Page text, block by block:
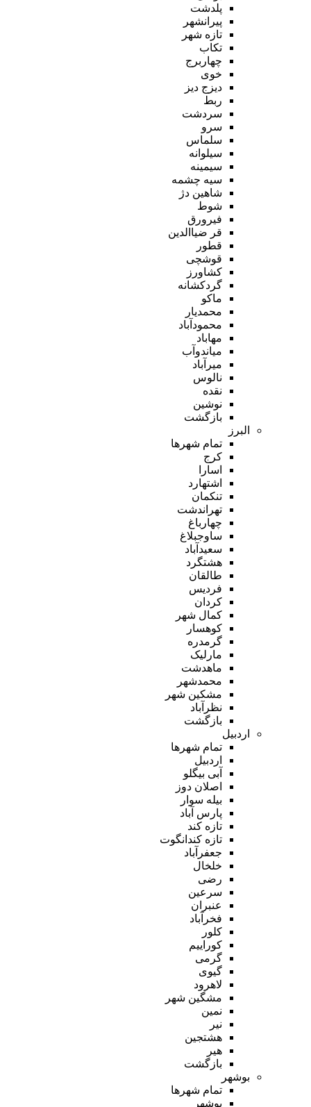
پلدشت
پیرانشهر
تازه شهر
تکاب
چهاربرج
خوی
دیزج دیز
ربط
سردشت
سرو
سلماس
سیلوانه
سیمینه
سیه چشمه
شاهین دژ
شوط
فیرورق
قر ضیاالدین
قطور
قوشچی
کشاورز
گردکشانه
ماکو
محمدیار
محمودآباد
مهاباد
میاندوآب
میرآباد
نالوس
نقده
نوشین
بازگشت
البرز
تمام شهر‌ها
کرج
اسارا
اشتهارد
تنکمان
تهراندشت
چهارباغ
ساوجبلاغ
سعیدآباد
هشتگرد
طالقان
فردیس
کردان
کمال شهر
کوهسار
گرمدره
مارلیک
ماهدشت
محمدشهر
مشکین شهر
نظرآباد
بازگشت
اردبیل
تمام شهر‌ها
اردبیل
آبی بیگلو
اصلان دوز
بیله سوار
پارس آباد
تازه کند
تازه کندانگوت
جعفرآباد
خلخال
رضی
سرعین
عنبران
فخرآباد
کلور
کوراییم
گرمی
گیوی
لاهرود
مشگین شهر
نمین
نیر
هشتجین
هیر
بازگشت
بوشهر
تمام شهر‌ها
بوشهر